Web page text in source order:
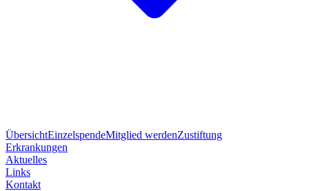
ÜbersichtEinzelspendeMitglied werdenZustiftung
Erkrankungen
Aktuelles
Links
Kontakt